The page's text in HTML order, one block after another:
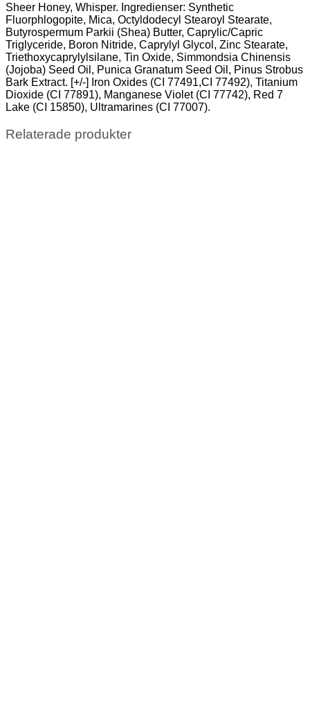
Sheer Honey, Whisper. Ingredienser: Synthetic
Fluorphlogopite, Mica, Octyldodecyl Stearoyl Stearate,
Butyrospermum Parkii (Shea) Butter, Caprylic/Capric
Triglyceride, Boron Nitride, Caprylyl Glycol, Zinc Stearate,
Triethoxycaprylylsilane, Tin Oxide, Simmondsia Chinensis
(Jojoba) Seed Oil, Punica Granatum Seed Oil, Pinus Strobus
Bark Extract. [+/-] Iron Oxides (CI 77491,CI 77492), Titanium
Dioxide (CI 77891), Manganese Violet (CI 77742), Red 7
Lake (CI 15850), Ultramarines (CI 77007).
Relaterade produkter